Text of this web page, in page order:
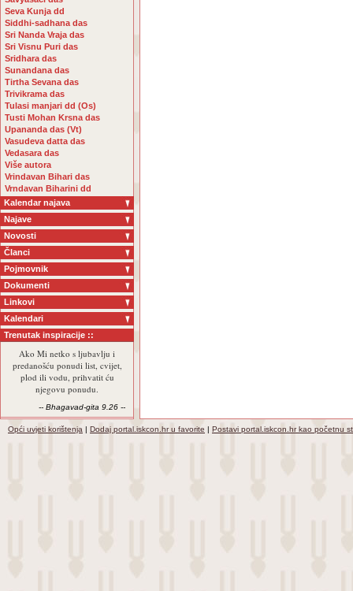
Seva Kunja dd
Siddhi-sadhana das
Sri Nanda Vraja das
Sri Visnu Puri das
Sridhara das
Sunandana das
Tirtha Sevana das
Trivikrama das
Tulasi manjari dd (Os)
Tusti Mohan Krsna das
Upananda das (Vt)
Vasudeva datta das
Vedasara das
Više autora
Vrindavan Bihari das
Vrndavan Biharini dd
Kalendar najava
Najave
Novosti
Članci
Pojmovnik
Dokumenti
Linkovi
Kalendari
Trenutak inspiracije ::
Ako Mi netko s ljubavlju i
predanošću ponudi list, cvijet,
plod ili vodu, prihvatit ću
njegovu ponudu.
-- Bhagavad-gita 9.26 --
Opći uvjeti korištenja | Dodaj portal.iskcon.hr u favorite | Postavi portal.iskcon.hr kao početnu